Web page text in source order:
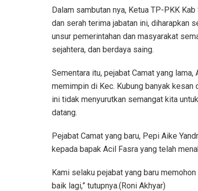
Dalam sambutan nya, Ketua TP-PKK
dan serah terima jabatan ini, diharapkan
unsur pemerintahan dan masyarakat
sejahtera, dan berdaya saing.
Sementara itu, pejabat Camat yang
memimpin di Kec. Kubung banyak kesan
ini tidak menyurutkan semangat kita
datang.
Pejabat Camat yang baru, Pepi Aike
kepada bapak Acil Fasra yang telah
Kami selaku pejabat yang baru
baik lagi,” tutupnya.(Roni Akhyar)